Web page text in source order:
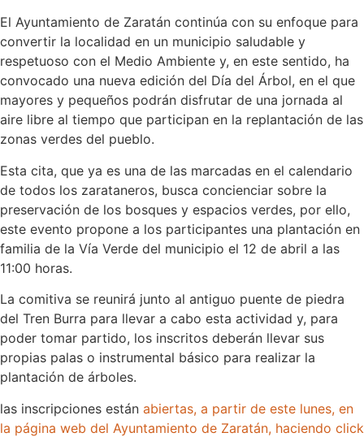
El Ayuntamiento de Zaratán continúa con su enfoque para
convertir la localidad en un municipio saludable y
respetuoso con el Medio Ambiente y, en este sentido, ha
convocado una nueva edición del Día del Árbol, en el que
mayores y pequeños podrán disfrutar de una jornada al
aire libre al tiempo que participan en la replantación de las
zonas verdes del pueblo.
Esta cita, que ya es una de las marcadas en el calendario
de todos los zarataneros, busca concienciar sobre la
preservación de los bosques y espacios verdes, por ello,
este evento propone a los participantes una plantación en
familia de la Vía Verde del municipio el 12 de abril a las
11:00 horas.
La comitiva se reunirá junto al antiguo puente de piedra
del Tren Burra para llevar a cabo esta actividad y, para
poder tomar partido, los inscritos deberán llevar sus
propias palas o instrumental básico para realizar la
plantación de árboles.
las inscripciones están abiertas, a partir de este lunes, en
la página web del Ayuntamiento de Zaratán, haciendo click